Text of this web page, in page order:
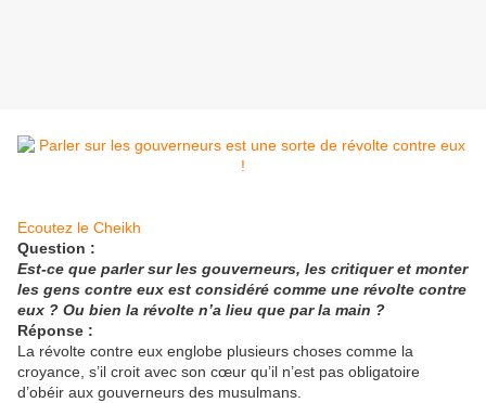
Ecoutez le Cheikh
Question :
Est-ce que parler sur les gouverneurs, les critiquer et monter
les gens contre eux est considéré comme une révolte contre
eux ? Ou bien la révolte n’a lieu que par la main ?
Réponse :
La révolte contre eux englobe plusieurs choses comme la
croyance, s’il croit avec son cœur qu’il n’est pas obligatoire
d’obéir aux gouverneurs des musulmans.